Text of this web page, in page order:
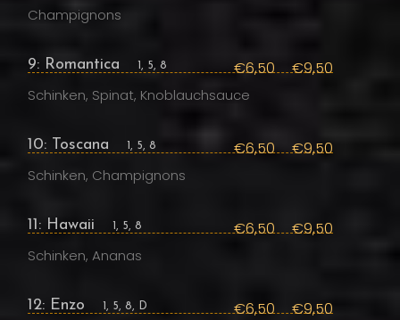
Champignons
9: Romantica 1, 5, 8 €6,50 €9,50
Schinken, Spinat, Knoblauchsauce
10: Toscana 1, 5, 8 €6,50 €9,50
Schinken, Champignons
11: Hawaii 1, 5, 8 €6,50 €9,50
Schinken, Ananas
12: Enzo 1, 5, 8, D €6,50 €9,50